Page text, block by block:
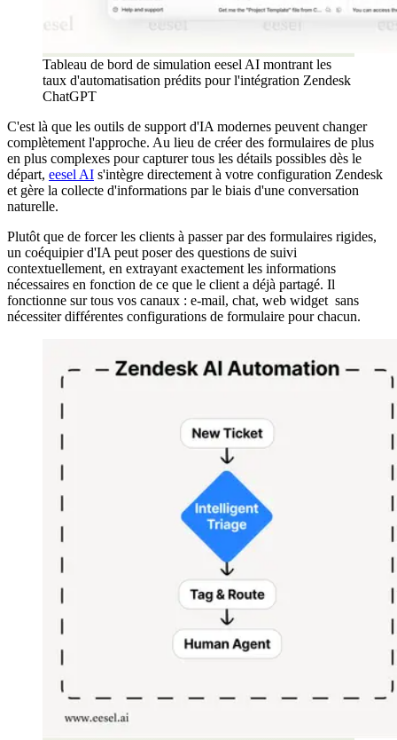
Tableau de bord de simulation eesel AI montrant les
taux d'automatisation prédits pour l'intégration Zendesk
ChatGPT
C'est là que les outils de support d'IA modernes peuvent changer
complètement l'approche. Au lieu de créer des formulaires de plus
en plus complexes pour capturer tous les détails possibles dès le
départ, eesel AI s'intègre directement à votre configuration Zendesk
et gère la collecte d'informations par le biais d'une conversation
naturelle.
Plutôt que de forcer les clients à passer par des formulaires rigides,
un coéquipier d'IA peut poser des questions de suivi
contextuellement, en extrayant exactement les informations
nécessaires en fonction de ce que le client a déjà partagé. Il
fonctionne sur tous vos canaux : e-mail, chat, web widget sans
nécessiter différentes configurations de formulaire pour chacun.